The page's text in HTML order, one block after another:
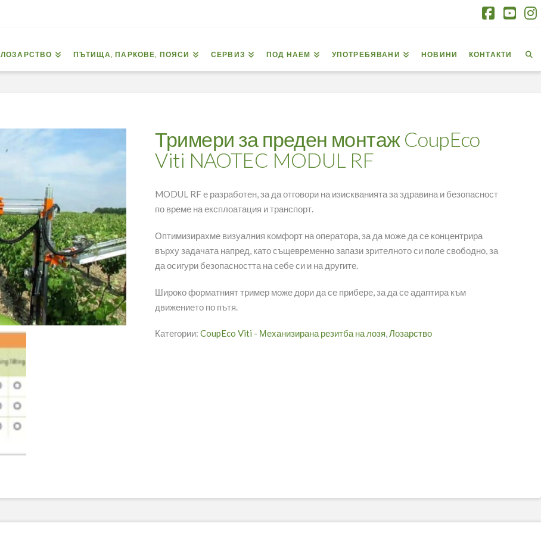
ЛОЗАРСТВО ПЪТИЩА, ПАРКОВЕ, ПОЯСИ СЕРВИЗ ПОД НАЕМ УПОТРЕБЯВАНИ НОВИНИ КОНТАКТИ
Тримери за преден монтаж CoupEco
Viti NAOTEC MODUL RF
MODUL RF е разработен, за да отговори на изискванията за здравина и безопасност
по време на експлоатация и транспорт.
Оптимизирахме визуалния комфорт на оператора, за да може да се концентрира
върху задачата напред, като същевременно запази зрителното си поле свободно, за
да осигури безопасността на себе си и на другите.
Широко форматният тример може дори да се прибере, за да се адаптира към
движението по пътя.
Категории:CoupEco Viti - Механизирана резитба на лозя,Лозарство